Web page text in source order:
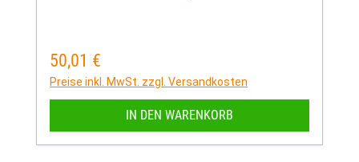
Regulärer Preis:
50,01 €
Preise inkl. MwSt. zzgl. Versandkosten
IN DEN WARENKORB